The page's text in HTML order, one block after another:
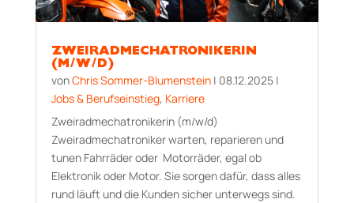
ZWEIRADMECHATRONIKERIN
(M/W/D)
vonChris Sommer-Blumenstein| 08.12.2025|
Jobs & Berufseinstieg, Karriere
Zweiradmechatronikerin (m/w/d)
Zweiradmechatroniker warten, reparieren und
tunen Fahrräder oder Motorräder, egal ob
Elektronik oder Motor. Sie sorgen dafür, dass alles
rund läuft und die Kunden sicher unterwegs sind.